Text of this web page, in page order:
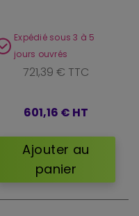
Expédié sous 3 à 5
jours ouvrés
721,39 € TTC
601,16 € HT
Ajouter au
panier